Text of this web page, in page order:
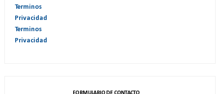
Terminos
Privacidad
Terminos
Privacidad